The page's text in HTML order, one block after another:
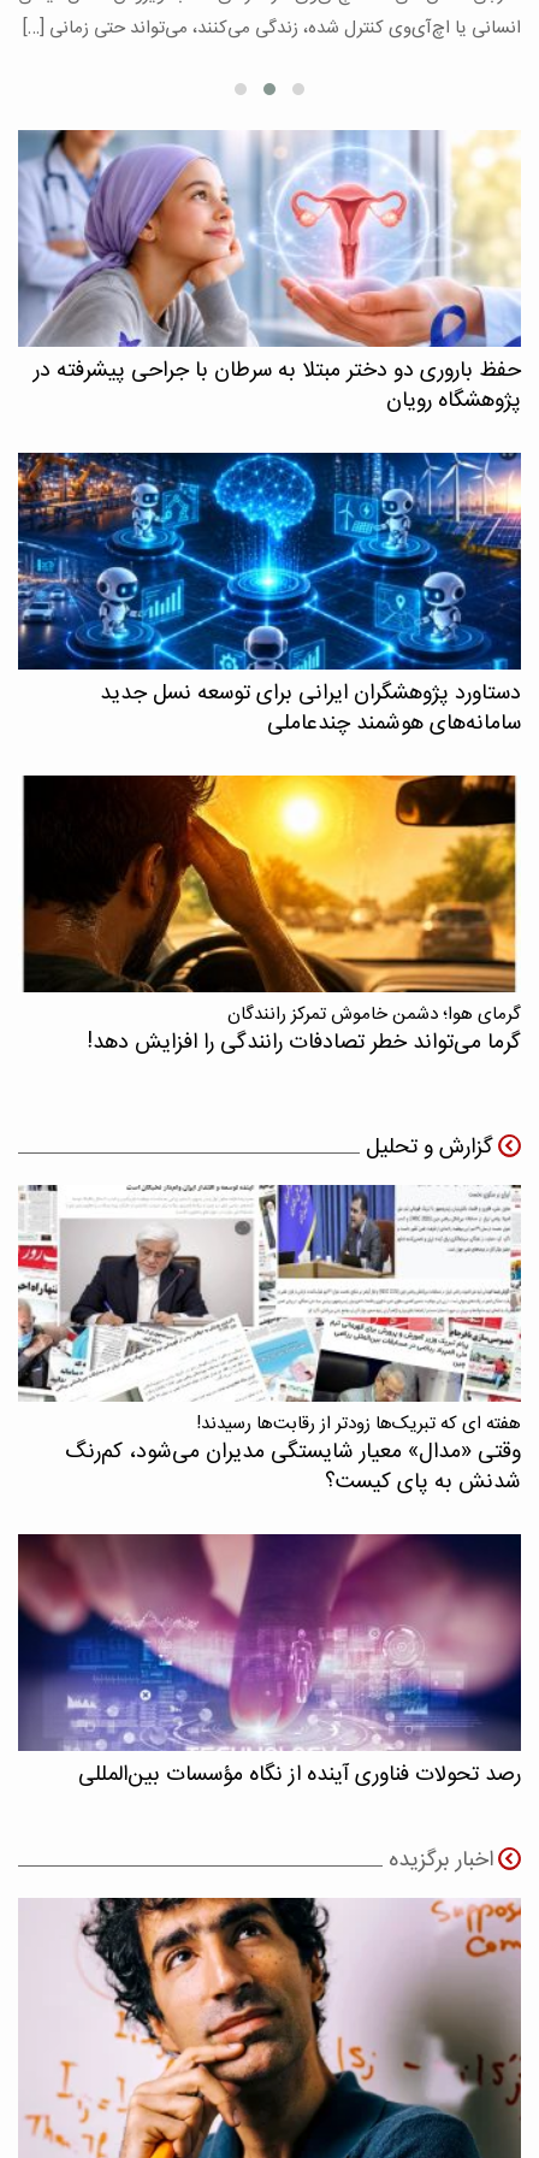
انسانی یا اچ‌آی‌وی کنترل شده، زندگی می‌کنند، می‌تواند حتی زمانی […]
حفظ باروری دو دختر مبتلا به سرطان با جراحی پیشرفته در
پژوهشگاه رویان
دستاورد پژوهشگران ایرانی برای توسعه نسل جدید
سامانه‌های هوشمند چندعاملی
گرمای هوا؛ دشمن خاموش تمرکز رانندگان
گرما می‌تواند خطر تصادفات رانندگی را افزایش دهد!
گزارش و تحلیل
هفته ای که تبریک‌ها زودتر از رقابت‌ها رسیدند!
وقتی «مدال‌» معیار شایستگی مدیران می‌شود، کم‌رنگ
شدنش به پای کیست؟
رصد تحولات فناوری آینده از نگاه مؤسسات بین‌المللی
اخبار برگزیده